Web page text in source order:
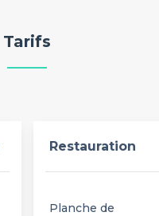
Tarifs
Restauration
Planche de